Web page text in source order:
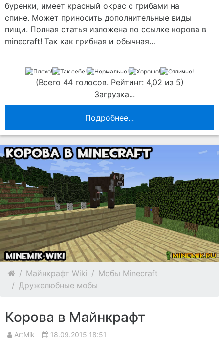
буренки, имеет красный окрас с грибами на
спине. Может приносить дополнительные виды
пищи. Полная статья изложена по ссылке корова в
minecraft! Так как грибная и обычная…
(Всего 44 голосов. Рейтинг: 4,02 из 5)
Загрузка...
Подробнее...
Майнкрафт Wiki
Мобы Minecraft
Дружелюбные мобы
Корова в Майнкрафт
ArtMik 18.09.2015 18:51